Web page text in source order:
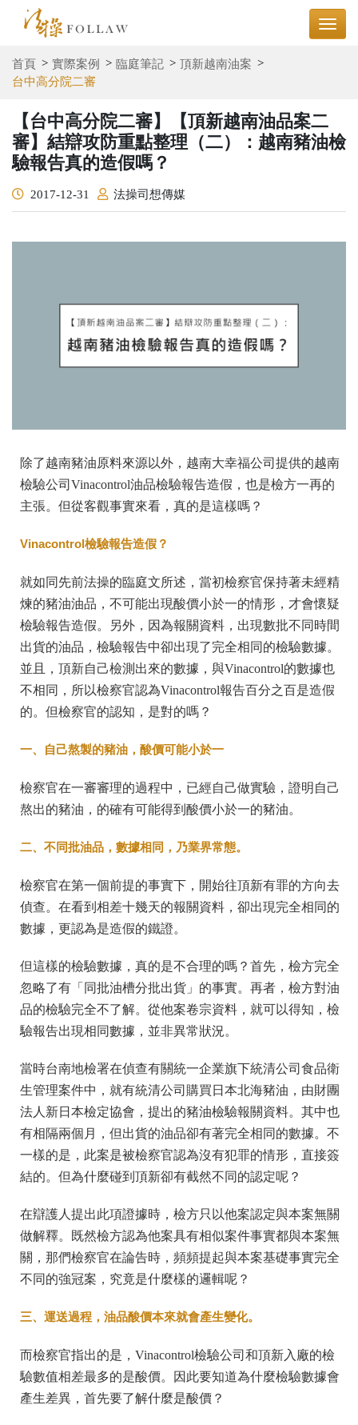
首頁 實際案例 臨庭筆記
頂新越南油案
台中高分院二審
【台中高分院二審】【頂新越南油品案二
審】結辯攻防重點整理（二）：越南豬油檢
驗報告真的造假嗎？
2017-12-31 法操司想傳媒
除了越南豬油原料來源以外，越南大幸福公司提供的越南
檢驗公司Vinacontrol油品檢驗報告造假，也是檢方一再的
主張。但從客觀事實來看，真的是這樣嗎？
Vinacontrol檢驗報告造假？
就如同先前法操的臨庭文所述，當初檢察官保持著未經精
煉的豬油油品，不可能出現酸價小於一的情形，才會懷疑
檢驗報告造假。另外，因為報關資料，出現數批不同時間
出貨的油品，檢驗報告中卻出現了完全相同的檢驗數據。
並且，頂新自己檢測出來的數據，與Vinacontrol的數據也
不相同，所以檢察官認為Vinacontrol報告百分之百是造假
的。但檢察官的認知，是對的嗎？
一、自己熬製的豬油，酸價可能小於一
檢察官在一審審理的過程中，已經自己做實驗，證明自己
熬出的豬油，的確有可能得到酸價小於一的豬油。
二、不同批油品，數據相同，乃業界常態。
檢察官在第一個前提的事實下，開始往頂新有罪的方向去
偵查。在看到相差十幾天的報關資料，卻出現完全相同的
數據，更認為是造假的鐵證。
但這樣的檢驗數據，真的是不合理的嗎？首先，檢方完全
忽略了有「同批油槽分批出貨」的事實。再者，檢方對油
品的檢驗完全不了解。從他案卷宗資料，就可以得知，檢
驗報告出現相同數據，並非異常狀況。
當時台南地檢署在偵查有關統一企業旗下統清公司食品衛
生管理案件中，就有統清公司購買日本北海豬油，由財團
法人新日本檢定協會，提出的豬油檢驗報關資料。其中也
有相隔兩個月，但出貨的油品卻有著完全相同的數據。不
一樣的是，此案是被檢察官認為沒有犯罪的情形，直接簽
結的。但為什麼碰到頂新卻有截然不同的認定呢？
在辯護人提出此項證據時，檢方只以他案認定與本案無關
做解釋。既然檢方認為他案具有相似案件事實都與本案無
關，那們檢察官在論告時，頻頻提起與本案基礎事實完全
不同的強冠案，究竟是什麼樣的邏輯呢？
三、運送過程，油品酸價本來就會產生變化。
而檢察官指出的是，Vinacontrol檢驗公司和頂新入廠的檢
驗數值相差最多的是酸價。因此要知道為什麼檢驗數據會
產生差異，首先要了解什麼是酸價？